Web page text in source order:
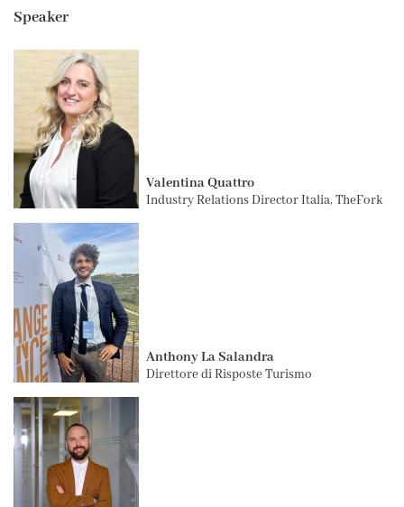
Speaker
Valentina Quattro
Industry Relations Director Italia, TheFork
Anthony La Salandra
Direttore di Risposte Turismo